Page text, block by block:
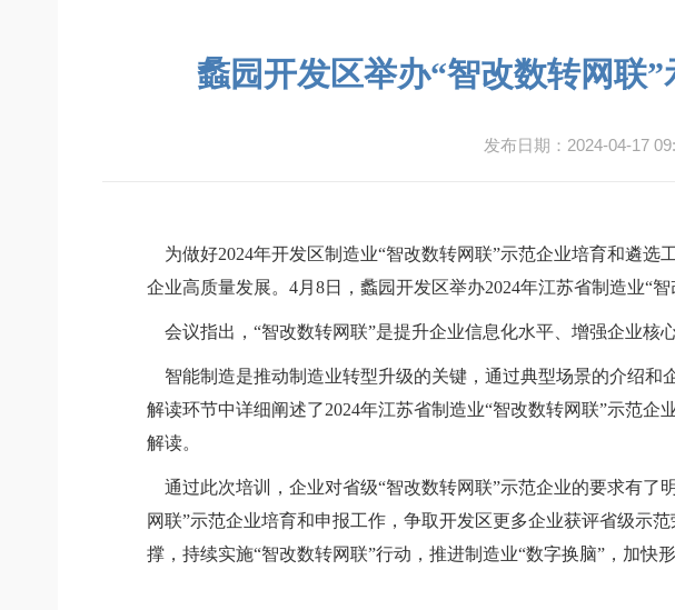
蠡园开发区举办“智改数转网联
发布日期：2024-04-17
为做好2024年开发区制造业“智改数转网联”示范企业培育和遴
企业高质量发展。 4月 8日，蠡园开发区举办2024年江苏省制造业“
会议指出， “智改数转网联”是提升企业信息化水平、增强企业核
智能制造是推动制造业转型升级的关键，通过典型场景的介绍和
解读环节中详细阐述了2024年江苏省制造业“智改数转网联”示范企
解读。
通过此次培训，企业对省级“智改数转网联”示范企业的要求有了
网联”示范企业培育和申报工作，争取开发区更多企业获评省级示
撑，持续实施“智改数转网联”行动，推进制造业“数字换脑”，加快